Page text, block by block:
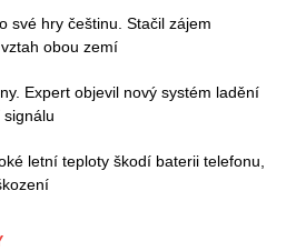
své hry češtinu. Stačil zájem
obou zemí
Expert objevil nový systém ladění
letní teploty škodí baterii telefonu,